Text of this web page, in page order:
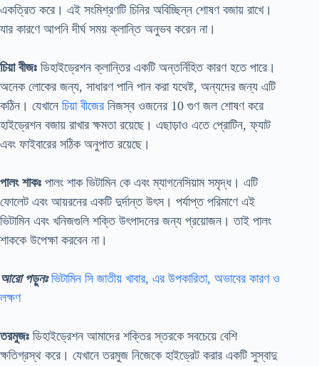
একত্রিত করে। এই সংমিশ্রণটি চিনির অবিচ্ছিন্ন শোষণ বজায় রাখে।
যার কারণে আপনি দীর্ঘ সময় ক্লান্তি অনুভব করেন না।
চিয়া বীজঃ ডিহাইড্রেশন ক্লান্তির একটি অন্তর্নিহিত কারণ হতে পারে।
অনেক লোকের জন্য, সাধারণ পানি পান করা যথেষ্ট, অন্যদের জন্য এটি
কঠিন। যেখানে চিয়া বীজেরনিজস্ব ওজনের 10 গুণ জল শোষণ করে
হাইড্রেশন বজায় রাখার ক্ষমতা রয়েছে। এছাড়াও এতে প্রোটিন, ফ্যাট
এবং ফাইবারের সঠিক অনুপাত রয়েছে।
পালং শাকঃ পালং শাক ভিটামিন কে এবং ম্যাগনেসিয়াম সমৃদ্ধ। এটি
ফোলেট এবং আয়রনের একটি দুর্দান্ত উৎস। পর্যাপ্ত পরিমাণে এই
ভিটামিন এবং খনিজগুলি শক্তি উৎপাদনের জন্য প্রয়োজন। তাই পালং
শাককে উপেক্ষা করবেন না।
আরো পড়ুনঃ ভিটামিন সি জাতীয় খাবার, এর উপকারিতা, অভাবের কারণ ও
লক্ষণ
তরমুজঃ ডিহাইড্রেশন আমাদের শক্তির স্তরকে সবচেয়ে বেশি
ক্ষতিগ্রস্থ করে। যেখানে তরমুজ নিজেকে হাইড্রেট করার একটি সুস্বাদু